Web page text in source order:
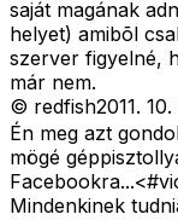
saját magának
helyet) amibõl
szerver figyelné,
már nem.
© redfish2011. 10.
Én meg azt
mögé
Mindenkinek